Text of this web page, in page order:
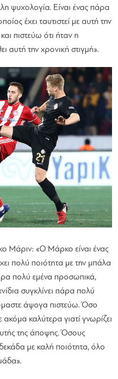
ψυχολογία. Είναι ένας πάρα
έχει ταυτιστεί με αυτή την
πιστεύω ότι ήταν η
αυτή την χρονική στιγμή».
Μάριν: «Ο Μάρκο είναι ένας
πολύ ποιότητα με την μπάλα
πολύ εμένα προσωπικά,
συγκλίνει πάρα πολύ
άψογα πιστεύω. Όσο
καλύτερα γιατί γνωρίζει
της άποψης. Όσους
με καλή ποιότητα, όλο
.